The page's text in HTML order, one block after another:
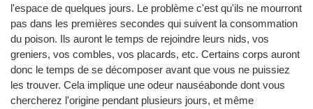
l'espace de quelques jours. Le problème c'est qu'ils ne mourront
pas dans les premières secondes qui suivent la consommation
du poison. Ils auront le temps de rejoindre leurs nids, vos
greniers, vos combles, vos placards, etc. Certains corps auront
donc le temps de se décomposer avant que vous ne puissiez
les trouver. Cela implique une odeur nauséabonde dont vous
chercherez l'origine pendant plusieurs jours, et même